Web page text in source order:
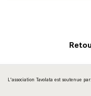
L'association Tavolata est soutenue par: